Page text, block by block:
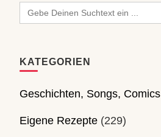
Search
for:
KATEGORIEN
Geschichten, Songs,
Eigene Rezepte (229)